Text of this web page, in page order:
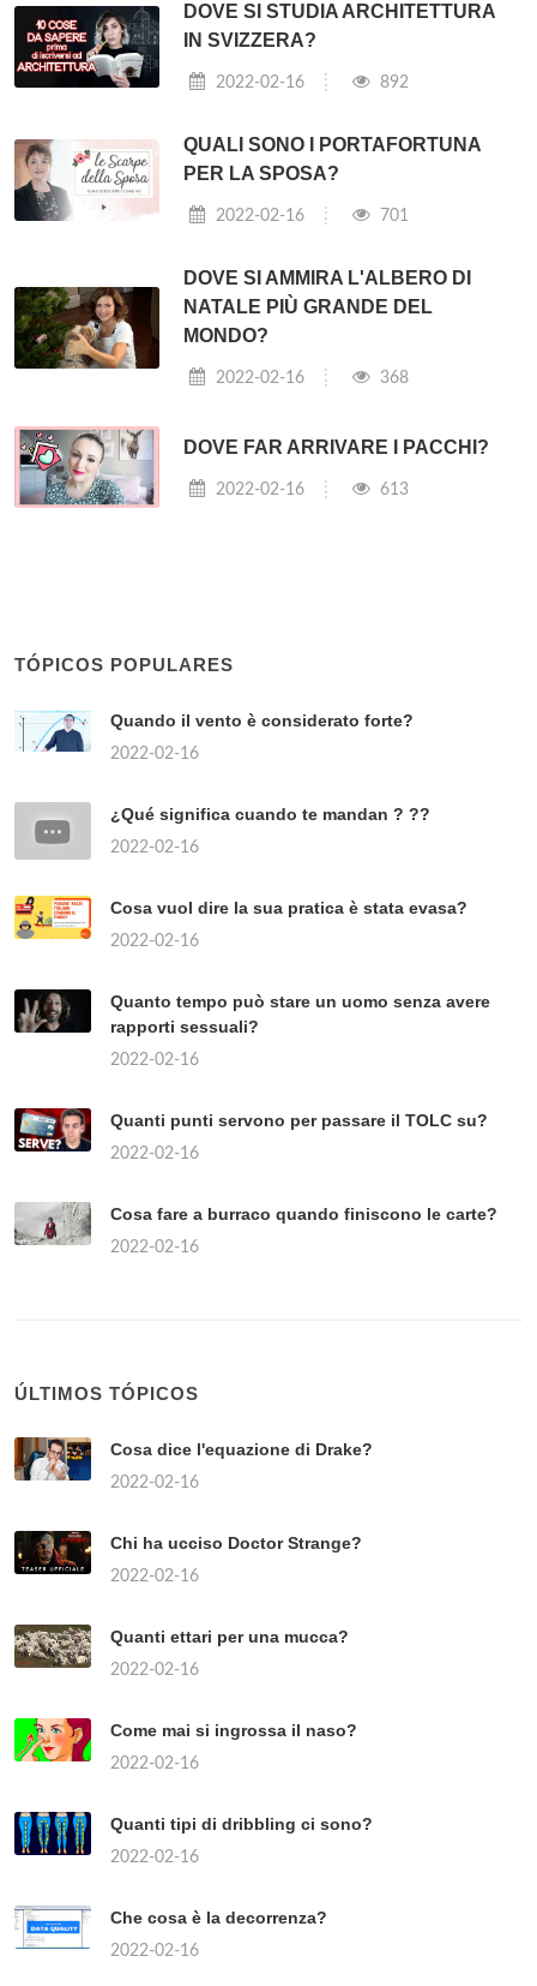
DOVE SI STUDIA ARCHITETTURA
IN SVIZZERA?
2022-02-16 892
QUALI SONO I PORTAFORTUNA
PER LA SPOSA?
2022-02-16 701
DOVE SI AMMIRA L'ALBERO DI
NATALE PIÙ GRANDE DEL
MONDO?
2022-02-16 368
DOVE FAR ARRIVARE I PACCHI?
2022-02-16 613
TÓPICOS POPULARES
Quando il vento è considerato forte?
2022-02-16
¿Qué significa cuando te mandan ? ??
2022-02-16
Cosa vuol dire la sua pratica è stata evasa?
2022-02-16
Quanto tempo può stare un uomo senza avere
rapporti sessuali?
2022-02-16
Quanti punti servono per passare il TOLC su?
2022-02-16
Cosa fare a burraco quando finiscono le carte?
2022-02-16
ÚLTIMOS TÓPICOS
Cosa dice l'equazione di Drake?
2022-02-16
Chi ha ucciso Doctor Strange?
2022-02-16
Quanti ettari per una mucca?
2022-02-16
Come mai si ingrossa il naso?
2022-02-16
Quanti tipi di dribbling ci sono?
2022-02-16
Che cosa è la decorrenza?
2022-02-16